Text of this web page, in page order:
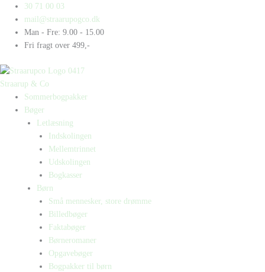
indholdet
30 71 00 03
mail@straarupogco.dk
Man - Fre: 9.00 - 15.00
Fri fragt over 499,-
Straarup & Co
Sommerbogpakker
Bøger
Letlæsning
Indskolingen
Mellemtrinnet
Udskolingen
Bogkasser
Børn
Små mennesker, store drømme
Billedbøger
Faktabøger
Børneromaner
Opgavebøger
Bogpakker til børn
Products
search
Products
search